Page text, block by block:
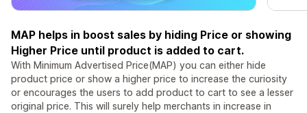
MAP helps in boost sales by hiding Price or showing
Higher Price until product is added to cart.
With Minimum Advertised Price(MAP) you can either hide
product price or show a higher price to increase the curiosity
or encourages the users to add product to cart to see a lesser
original price. This will surely help merchants in increase in